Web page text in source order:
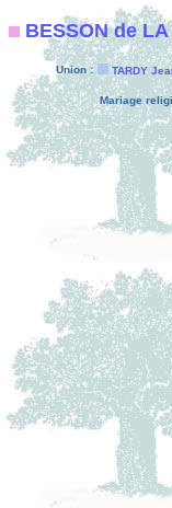
BESSON de
Union : TARDY
Mariage